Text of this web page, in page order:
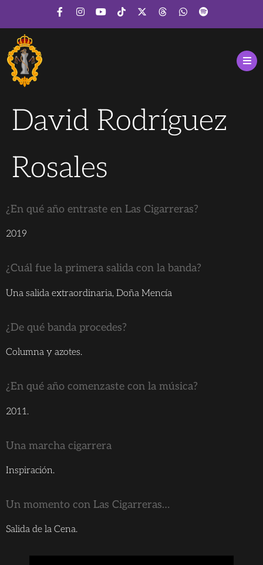
David Rodríguez
Rosales
¿En qué año entraste en Las Cigarreras?
2019
¿Cuál fue la primera salida con la banda?
Una salida extraordinaria, Doña Mencía
¿De qué banda procedes?
Columna y azotes.
¿En qué año comenzaste con la música?
2011.
Una marcha cigarrera
Inspiración.
Un momento con Las Cigarreras…
Salida de la Cena.